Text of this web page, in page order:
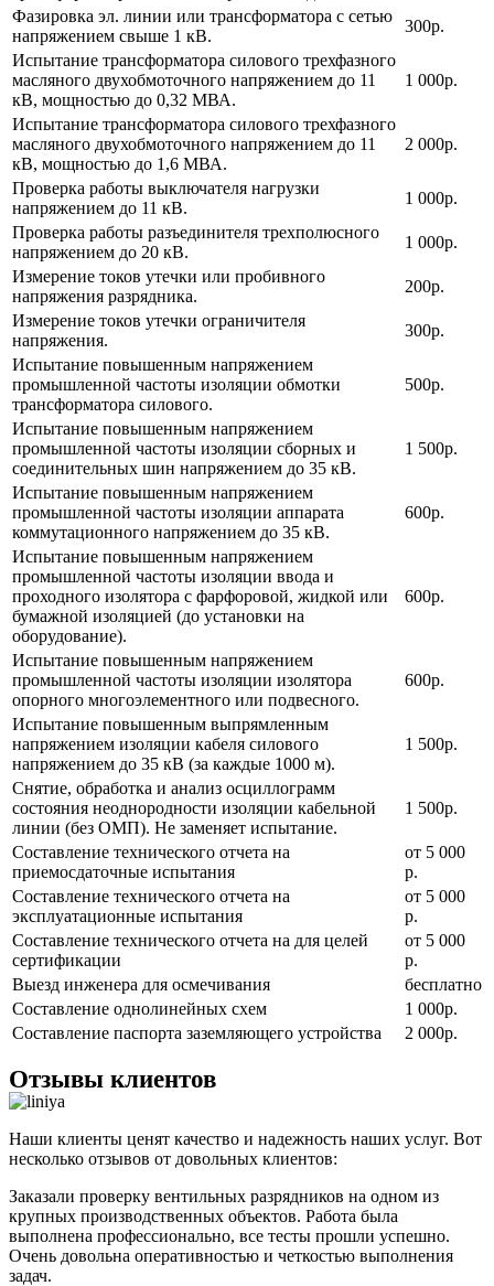
Фазировка эл. линии или трансформатора с сетью
напряжением свыше 1 кВ.
300р.
Испытание трансформатора силового трехфазного
масляного двухобмоточного напряжением до 11
кВ, мощностью до 0,32 МВА.
1 000р.
Испытание трансформатора силового трехфазного
масляного двухобмоточного напряжением до 11
кВ, мощностью до 1,6 МВА.
2 000р.
Проверка работы выключателя нагрузки
напряжением до 11 кВ.
1 000р.
Проверка работы разъединителя трехполюсного
напряжением до 20 кВ.
1 000р.
Измерение токов утечки или пробивного
напряжения разрядника.
200р.
Измерение токов утечки ограничителя
напряжения.
300р.
Испытание повышенным напряжением
промышленной частоты изоляции обмотки
трансформатора силового.
500р.
Испытание повышенным напряжением
промышленной частоты изоляции сборных и
соединительных шин напряжением до 35 кВ.
1 500р.
Испытание повышенным напряжением
промышленной частоты изоляции аппарата
коммутационного напряжением до 35 кВ.
600р.
Испытание повышенным напряжением
промышленной частоты изоляции ввода и
проходного изолятора с фарфоровой, жидкой или
бумажной изоляцией (до установки на
оборудование).
600р.
Испытание повышенным напряжением
промышленной частоты изоляции изолятора
опорного многоэлементного или подвесного.
600р.
Испытание повышенным выпрямленным
напряжением изоляции кабеля силового
напряжением до 35 кВ (за каждые 1000 м).
1 500р.
Снятие, обработка и анализ осциллограмм
состояния неоднородности изоляции кабельной
линии (без ОМП). Не заменяет испытание.
1 500р.
Составление технического отчета на
приемосдаточные испытания
от 5 000
р.
Составление технического отчета на
эксплуатационные испытания
от 5 000
р.
Составление технического отчета на для целей
сертификации
от 5 000
р.
Выезд инженера для осмечивания
бесплатно
Составление однолинейных схем
1 000р.
Составление паспорта заземляющего устройства
2 000р.
Отзывы клиентов
Наши клиенты ценят качество и надежность наших услуг. Вот
несколько отзывов от довольных клиентов:
Заказали проверку вентильных разрядников на одном из
крупных производственных объектов. Работа была
выполнена профессионально, все тесты прошли успешно.
Очень довольна оперативностью и четкостью выполнения
задач.